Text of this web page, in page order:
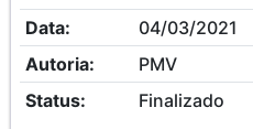
Data:
04/03/2021
Autoria:
PMV
Status:
Finalizado